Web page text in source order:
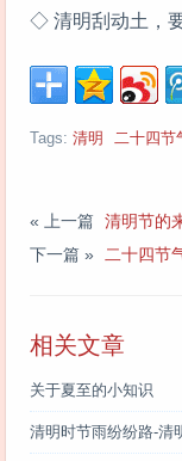
◇ 清明刮动土，
Tags: 清明 二十四节
« 上一篇
清明节的
下一篇 »
二十四节
相关文章
关于夏至的小知识
清明时节雨纷纷路-清